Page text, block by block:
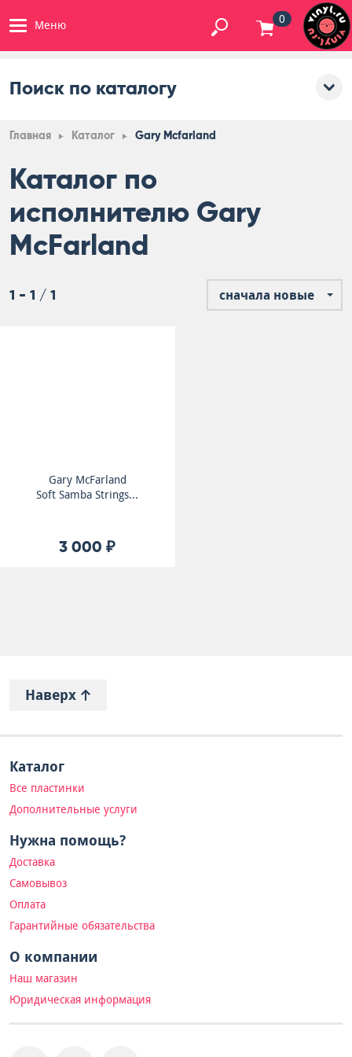
Меню 0
Поиск по каталогу
Главная Каталог Gary Mcfarland
Каталог по
исполнителю Gary
McFarland
1 - 1 / 1 сначала новые
Gary McFarland
Soft Samba Strings...
3 000 ₽
Наверх
Каталог
Все пластинки
Дополнительные услуги
Нужна помощь?
Доставка
Самовывоз
Оплата
Гарантийные обязательства
О компании
Наш магазин
Юридическая информация